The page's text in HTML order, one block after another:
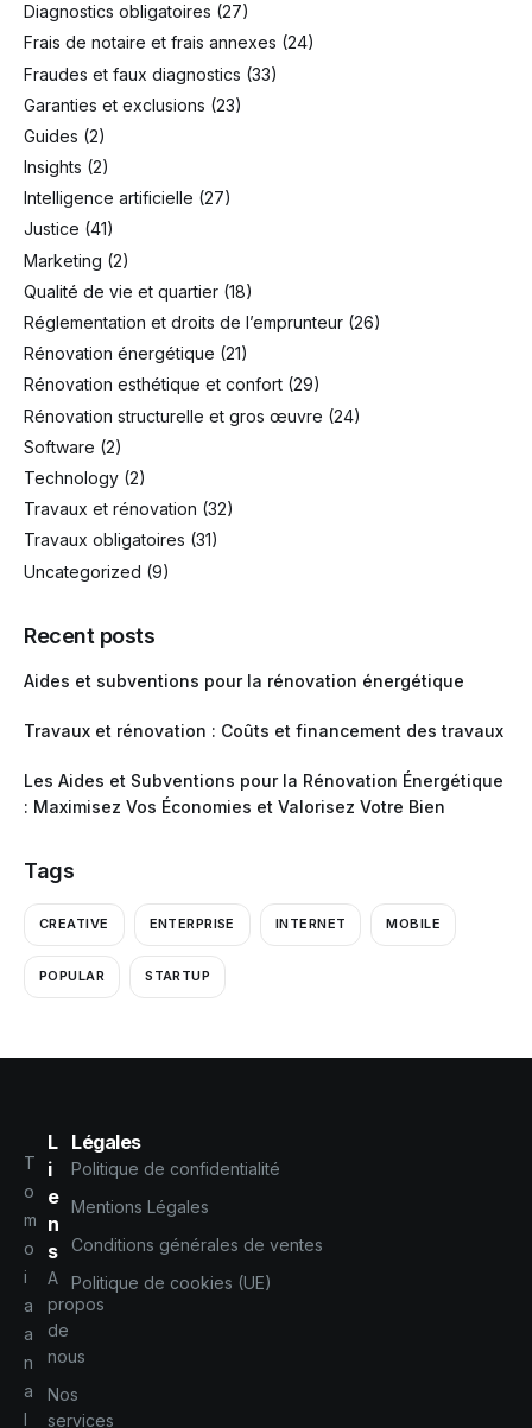
Diagnostics obligatoires (27)
Frais de notaire et frais annexes (24)
Fraudes et faux diagnostics (33)
Garanties et exclusions (23)
Guides (2)
Insights (2)
Intelligence artificielle (27)
Justice (41)
Marketing (2)
Qualité de vie et quartier (18)
Réglementation et droits de l’emprunteur (26)
Rénovation énergétique (21)
Rénovation esthétique et confort (29)
Rénovation structurelle et gros œuvre (24)
Software (2)
Technology (2)
Travaux et rénovation (32)
Travaux obligatoires (31)
Uncategorized (9)
Recent posts
Aides et subventions pour la rénovation énergétique
Travaux et rénovation : Coûts et financement des travaux
Les Aides et Subventions pour la Rénovation Énergétique
: Maximisez Vos Économies et Valorisez Votre Bien
Tags
CREATIVE ENTERPRISE INTERNET MOBILE
POPULAR STARTUP
T
o
m
o
i
a
a
n
a
l
L
i
e
n
s
A
propos
de
nous
Nos
services
Légales
Politique de confidentialité
Mentions Légales
Conditions générales de ventes
Politique de cookies (UE)